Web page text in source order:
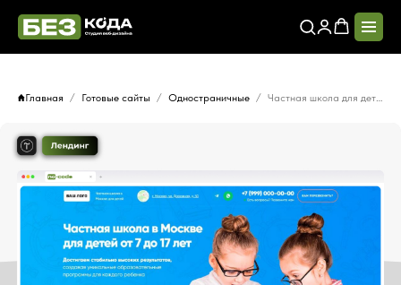
Главная Готовые сайты Одностраничные